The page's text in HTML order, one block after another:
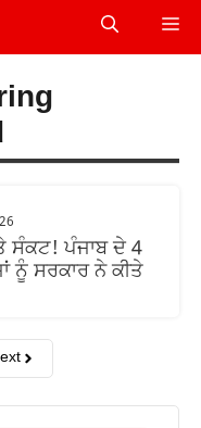
ਸੰਕਟ! ਪੰਜਾਬ ਦੇ 4
ਨੂੰ ਸਰਕਾਰ ਨੇ ਕੀਤੇ